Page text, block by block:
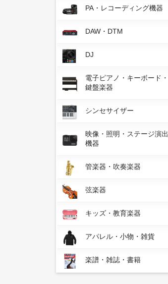
PA・レコーディング機器
DAW・DTM
DJ
電子ピアノ・キーボード・
鍵盤楽器
シンセサイザー
映像・照明・ステージ演出
機器
管楽器・吹奏楽器
弦楽器
キッズ・教育楽器
アパレル・小物・雑貨
楽譜・雑誌・書籍